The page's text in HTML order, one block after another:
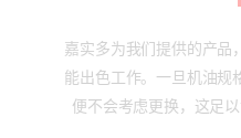
嘉实多为我们提供的产品
能出色工作。一旦机油规
便不会考虑更换，这足